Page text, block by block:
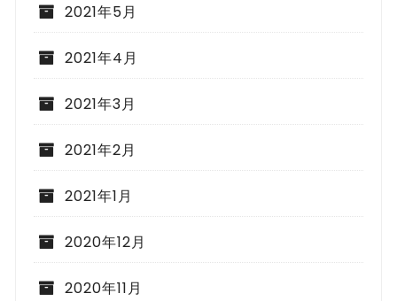
2021年5月
2021年4月
2021年3月
2021年2月
2021年1月
2020年12月
2020年11月